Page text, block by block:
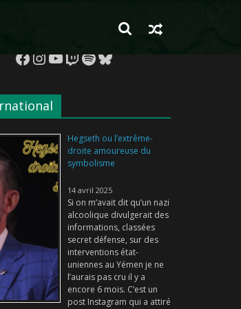
Facebook
Instagram
YouTube
Twitch
Spotify
Bluesky
Hegseth ou l’extrême-
droite amoureuse du
symbolisme
14 avril 2025
Si on m’avait dit qu’un nazi
alcoolique divulgerait des
informations, classées
secret défense, sur des
interventions état-
uniennes au Yémen je ne
l’aurais pas cru il y a
encore 6 mois. C’est un
post Instagram qui a attiré